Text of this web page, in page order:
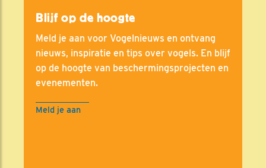
Blijf op de hoogte
Meld je aan voor Vogelnieuws en ontvang
nieuws, inspiratie en tips over vogels. En blijf
op de hoogte van beschermingsprojecten en
evenementen.
Meld je aan